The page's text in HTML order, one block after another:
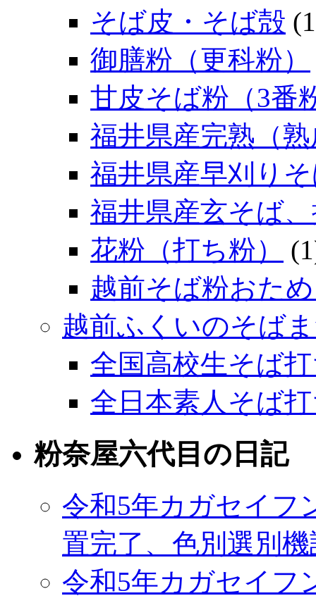
そば皮・そば殻
御膳粉（更科粉）
甘皮そば粉（3番
福井県産完熟（
福井県産早刈り
福井県産玄そば
花粉（打ち粉）
越前そば粉おた
越前ふくいのそば
全国高校生そば
全日本素人そば
粉奈屋六代目の日記
令和5年カガセイフ
置完了、色別選別
令和5年カガセイフ